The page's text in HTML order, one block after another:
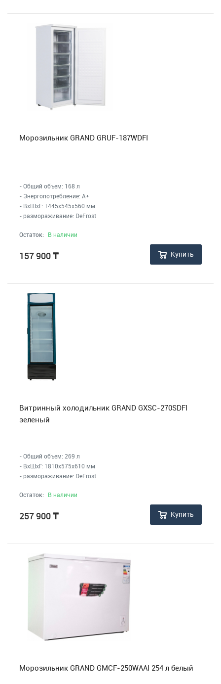
Морозильник GRAND GRUF-187WDFI
- Общий объем: 168 л
- Энергопотребление: A+
- ВхШхГ: 1445x545x560 мм
- размораживание: DeFrost
Остаток: В наличии
157 900 ₸ Купить
Витринный холодильник GRAND GXSC-270SDFI
зеленый
- Общий объем: 269 л
- ВхШхГ: 1810x575x610 мм
- размораживание: DeFrost
Остаток: В наличии
257 900 ₸ Купить
Морозильник GRAND GMCF-250WAAI 254 л белый